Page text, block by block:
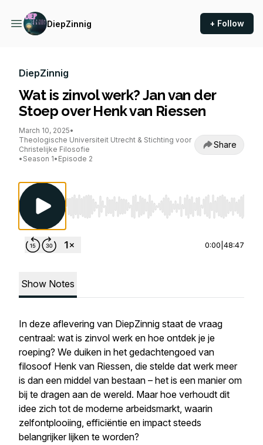
DiepZinnig + Follow
DiepZinnig
Wat is zinvol werk? Jan van der
Stoep over Henk van Riessen
March 10, 2025•
Theologische Universiteit Utrecht & Stichting voor
Christelijke Filosofie
• Season 1• Episode 2
Share
Use Left/Right to seek, Home/End to jump to
0:00 48:47
Show Notes
In deze aflevering van DiepZinnig staat de vraag
centraal: wat is zinvol werk en hoe ontdek je je
roeping? We duiken in het gedachtengoed van
filosoof Henk van Riessen, die stelde dat werk meer
is dan een middel van bestaan – het is een manier om
bij te dragen aan de wereld. Maar hoe verhoudt dit
idee zich tot de moderne arbeidsmarkt, waarin
zelfontplooiing, efficiëntie en impact steeds
belangrijker lijken te worden?